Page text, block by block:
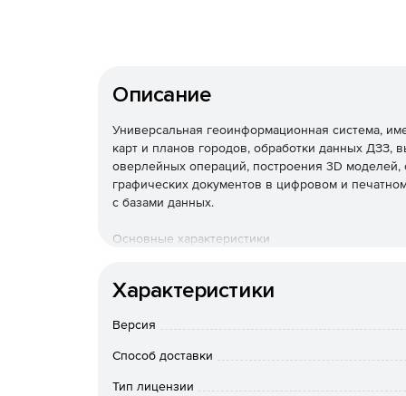
Описание
Универсальная геоинформационная система,
карт и планов городов, обработки данных ДЗЗ,
оверлейных операций, построения 3D моделей,
графических документов в цифровом и
с базами данных.
Основные характеристики
шифрования данных, антивирусы, брандмауэры
Характеристики
Версия
Способ доставки
Тип лицензии